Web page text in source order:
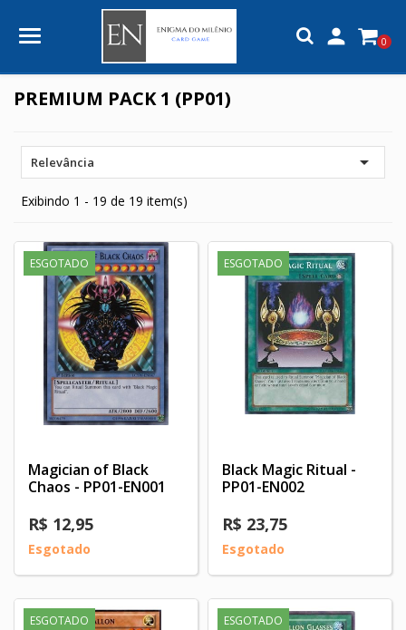
 0
PREMIUM PACK 1 (PP01)
Relevância 
Exibindo 1 - 19 de 19 item(s)
ESGOTADO
Magician of Black
Chaos - PP01-EN001
R$ 12,95
Esgotado
ESGOTADO
Black Magic Ritual -
PP01-EN002
R$ 23,75
Esgotado
ESGOTADO ESGOTADO